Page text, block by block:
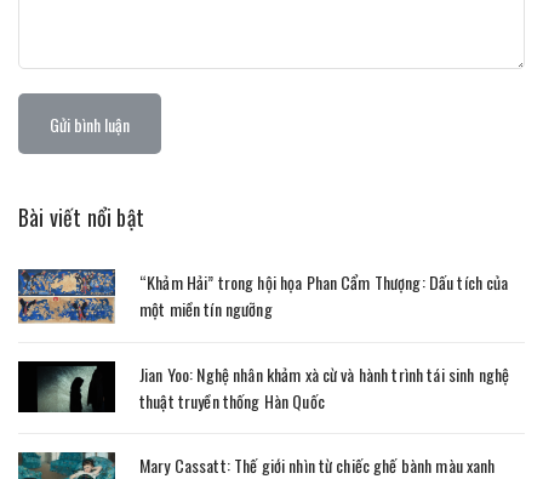
Gửi bình luận
Bài viết nổi bật
“Khảm Hải” trong hội họa Phan Cẩm Thượng: Dấu tích của
một miền tín ngưỡng
Jian Yoo: Nghệ nhân khảm xà cừ và hành trình tái sinh nghệ
thuật truyền thống Hàn Quốc
Mary Cassatt: Thế giới nhìn từ chiếc ghế bành màu xanh